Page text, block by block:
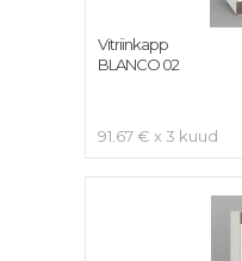
91.67 € x 3 kuud
Vitriinkapp
BLANCO 02